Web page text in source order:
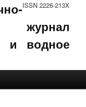
ISSN 2226-213X
журнал
и водное